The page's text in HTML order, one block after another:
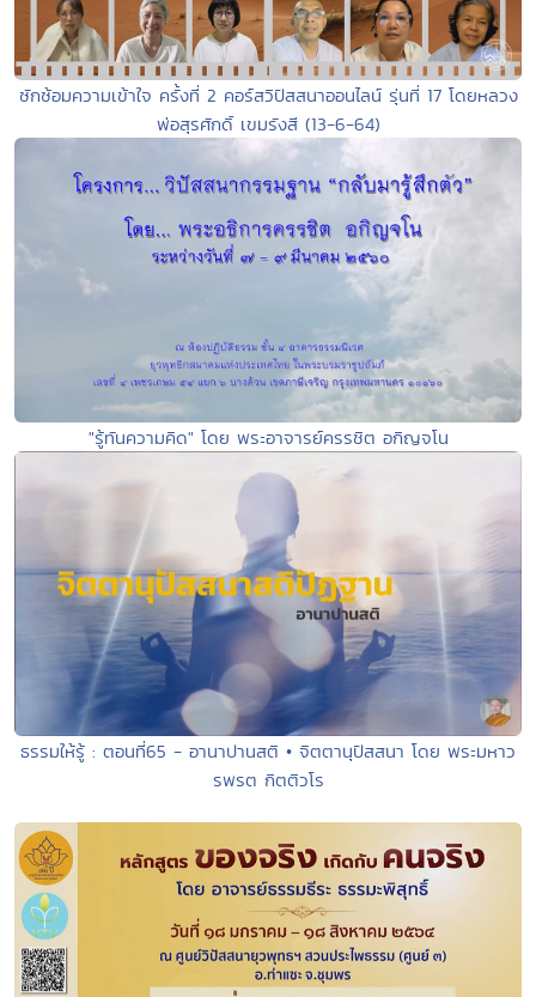
ซักซ้อมความเข้าใจ ครั้งที่ 2 คอร์สวิปัสสนาออนไลน์ รุ่นที่ 17 โดยหลวง
พ่อสุรศักดิ์ เขมรังสี (13-6-64)
"รู้ทันความคิด" โดย พระอาจารย์ครรชิต อกิญจโน
ธรรมให้รู้ : ตอนที่65 - อานาปานสติ • จิตตานุปัสสนา โดย พระมหาว
รพรต กิตติวโร